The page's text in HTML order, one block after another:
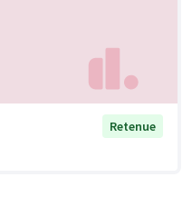
Retenue